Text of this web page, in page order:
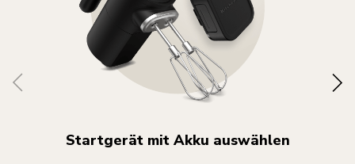
Startgerät mit Akku auswählen